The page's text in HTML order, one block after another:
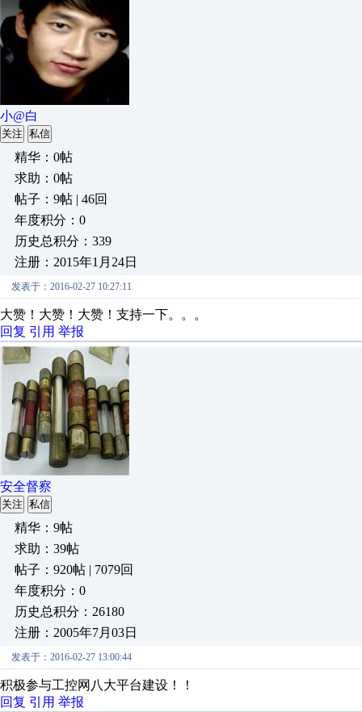
小@白
关注 私信
精华：0帖
求助：0帖
帖子：9帖 | 46回
年度积分：0
历史总积分：339
注册：2015年1月24日
发表于：2016-02-27 10:27:11
大赞！大赞！大赞！支持一下。。。
回复 引用 举报
安全督察
关注 私信
精华：9帖
求助：39帖
帖子：920帖 | 7079回
年度积分：0
历史总积分：26180
注册：2005年7月03日
发表于：2016-02-27 13:00:44
积极参与工控网八大平台建设！！
回复 引用 举报